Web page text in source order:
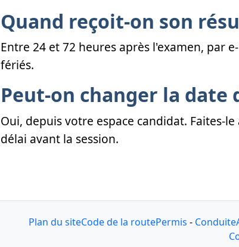
Quand reçoit-on son
Entre 24 et 72 heures après l'examen, par
fériés.
Peut-on changer la date
Oui, depuis votre espace candidat. Faites-
délai avant la session.
Plan du siteCode de la routePermis - Conduite